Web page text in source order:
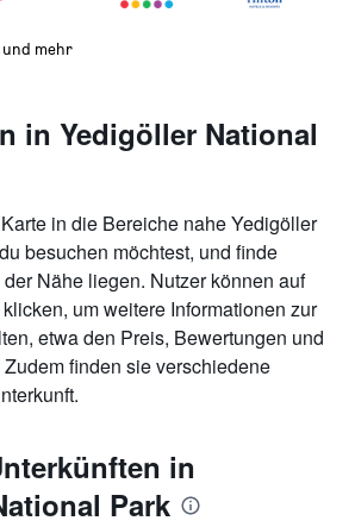
mehr
in Yedigöller National
in die Bereiche nahe Yedigöller
besuchen möchtest, und finde
Nähe liegen. Nutzer können auf
um weitere Informationen zur
etwa den Preis, Bewertungen und
finden sie verschiedene
in
Park